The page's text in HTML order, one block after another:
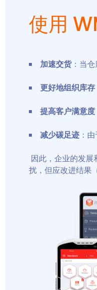
使用
加速交货：当仓
更好地组织库存
提高客户满意度
减少碳足迹 ：
因此，企业的发
扰，但应改进结果